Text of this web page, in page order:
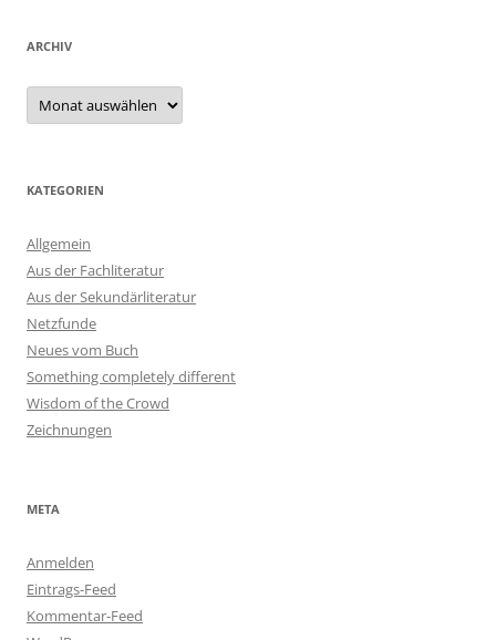
ARCHIV
Archiv
KATEGORIEN
Allgemein
Aus der Fachliteratur
Aus der Sekundärliteratur
Netzfunde
Neues vom Buch
Something completely different
Wisdom of the Crowd
Zeichnungen
META
Anmelden
Eintrags-Feed
Kommentar-Feed